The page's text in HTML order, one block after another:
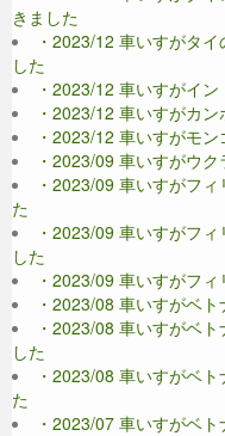
きました
・2023/12 車いすがタ
した
・2023/12 車いすがイ
・2023/12 車いすがカ
・2023/12 車いすがモ
・2023/09 車いすがウ
・2023/09 車いすがフ
た
・2023/09 車いすがフ
した
・2023/09 車いすがフ
・2023/08 車いすがベ
・2023/08 車いすがベ
した
・2023/08 車いすがベ
た
・2023/07 車いすがベ